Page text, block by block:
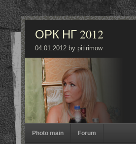
ОРК НГ 2012
04.01.2012 by pitirimow
Photo main Forum